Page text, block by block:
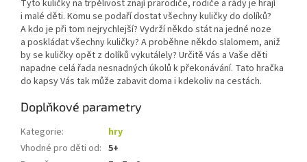
Tyto kuličky na trpělivost znají prarodiče, rodiče a rády je hrají
i malé děti. Komu se podaří dostat všechny kuličky do dolíků?
A kdo je při tom nejrychlejší? Vydrží někdo stát na jedné noze
a poskládat všechny kuličky? A proběhne někdo slalomem, aniž
by se kuličky opět z dolíků vykutálely? Určitě Vás a Vaše děti
napadne celá řada nesnadných úkolů k překonávání. Tato hračka
do kapsy Vás tak může zabavit doma i kdekoliv na cestách.
Doplňkové parametry
Kategorie:
hry
Vhodné pro děti od: 5+